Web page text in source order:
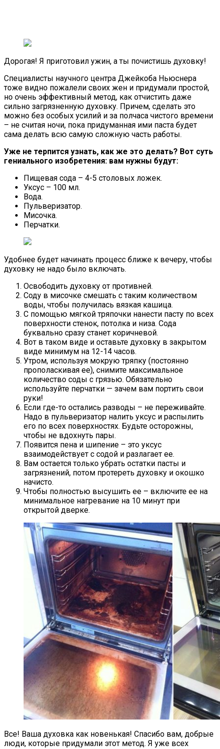
Дорогая! Я приготовил ужин, а ты почистишь духовку!
Специалисты научного центра Джейкоба Ньюснера
тоже видно пожалели своих жен и придумали простой,
но очень эффективный метод, как отчистить даже
сильно загрязненную духовку. Причем, сделать это
можно без особых усилий и за полчаса чистого времени
– не считая ночи, пока придуманная ими паста будет
сама делать всю самую сложную часть работы.
Уже не терпится узнать, как же это делать? Вот суть
гениального изобретения: вам нужны будут:
Пищевая сода – 4-5 столовых ложек.
Уксус – 100 мл.
Вода.
Пульверизатор.
Мисочка.
Перчатки.
Удобнее будет начинать процесс ближе к вечеру, чтобы
духовку не надо было включать.
Освободить духовку от противней.
Соду в мисочке смешать с таким количеством
воды, чтобы получилась вязкая кашица.
С помощью мягкой тряпочки нанести пасту по всех
поверхности стенок, потолка и низа. Сода
буквально сразу станет коричневой.
Вот в таком виде и оставьте духовку в закрытом
виде минимум на 12-14 часов.
Утром, используя мокрую тряпку (постоянно
прополаскивая ее), снимите максимальное
количество соды с грязью. Обязательно
используйте перчатки — зачем вам портить свои
руки!
Если где-то остались разводы – не переживайте.
Надо в пульверизатор налить уксус и распылить
его по всех поверхностях. Будьте осторожны,
чтобы не вдохнуть пары.
Появится пена и шипение – это уксус
взаимодействует с содой и разлагает ее.
Вам остается только убрать остатки пасты и
загрязнений, потом протереть духовку и окошко
начисто.
Чтобы полностью высушить ее – включите ее на
минимальное нагревание на 10 минут при
открытой дверке.
Все! Ваша духовка как новенькая! Спасибо вам, добрые
люди, которые придумали этот метод. Я уже всех